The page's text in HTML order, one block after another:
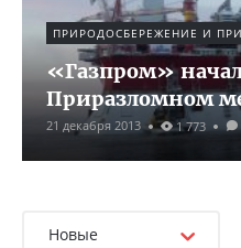
ПРИРОДОСБЕРЕЖЕНИЕ И
«Газпром»
Приразломном
21 декабря 2013 1 773
Новые